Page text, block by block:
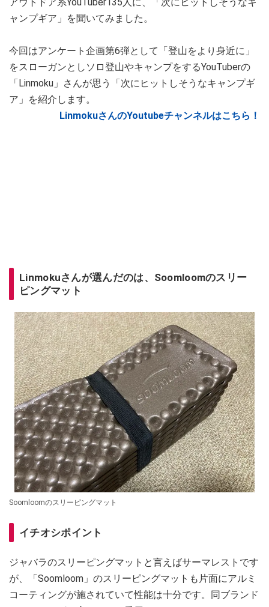
ャンプギア」を聞いてみました。
今回はアンケート企画第6弾として「登山をより身近に」
をスローガンとしソロ登山やキャンプをするYouTuberの
「Linmoku」さんが思う「次にヒットしそうなキャンプギ
ア」を紹介します。
LinmokuさんのYoutubeチャンネルはこちら！
Linmokuさんが選んだのは、Soomloomのスリー
ピングマット
Soomloomのスリーピングマット
イチオシポイント
ジャバラのスリーピングマットと言えばサーマレストです
が、「Soomloom」のスリーピングマットも片面にアルミ
コーティングが施されていて性能は十分です。同ブランド